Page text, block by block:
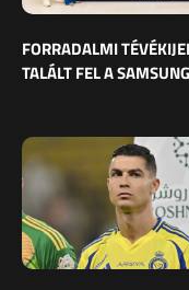
FORRADALMI
TALÁLT FEL A SAMSUNG